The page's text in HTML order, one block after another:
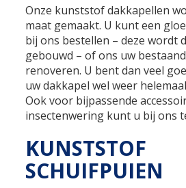
Onze kunststof dakkapellen
maat gemaakt. U kunt een
bij ons bestellen – deze wordt
gebouwd – of ons uw
renoveren. U bent dan veel
uw dakkapel wel weer
Ook voor bijpassende
insectenwering kunt u bij ons
KUNSTSTOF
SCHUIFPUIEN